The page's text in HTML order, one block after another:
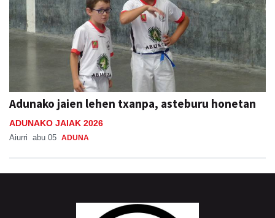
Adunako jaien lehen txanpa, asteburu honetan
ADUNAKO JAIAK 2026
Aiurri abu 05 ADUNA